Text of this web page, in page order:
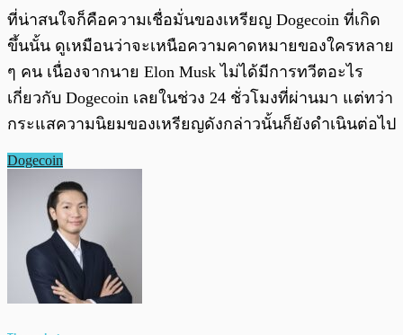
ที่น่าสนใจก็คือความเชื่อมั่นของเหรียญ Dogecoin ที่เกิด
ขึ้นนั้น ดูเหมือนว่าจะเหนือความคาดหมายของใครหลาย
ๆ คน เนื่องจากนาย Elon Musk ไม่ได้มีการทวีตอะไร
เกี่ยวกับ Dogecoin เลยในช่วง 24 ชั่วโมงที่ผ่านมา แต่ทว่า
กระแสความนิยมของเหรียญดังกล่าวนั้นก็ยังดำเนินต่อไป
Dogecoin